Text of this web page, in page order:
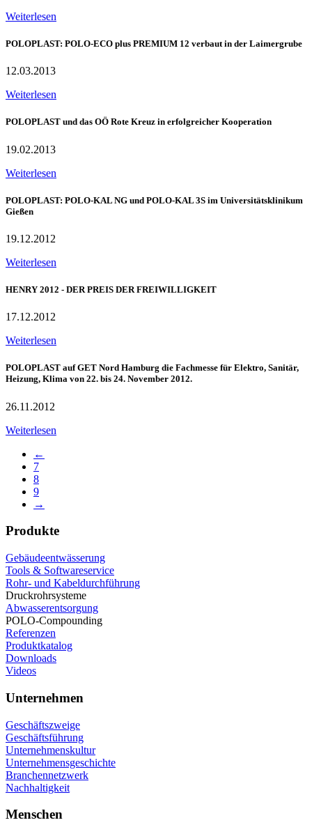
Weiterlesen
POLOPLAST: POLO-ECO plus PREMIUM 12 verbaut in der Laimergrube
12.03.2013
Weiterlesen
POLOPLAST und das OÖ Rote Kreuz in erfolgreicher Kooperation
19.02.2013
Weiterlesen
POLOPLAST: POLO-KAL NG und POLO-KAL 3S im Universitätsklinikum
Gießen
19.12.2012
Weiterlesen
HENRY 2012 - DER PREIS DER FREIWILLIGKEIT
17.12.2012
Weiterlesen
POLOPLAST auf GET Nord Hamburg die Fachmesse für Elektro, Sanitär,
Heizung, Klima von 22. bis 24. November 2012.
26.11.2012
Weiterlesen
←
7
8
9
→
Produkte
Gebäudeentwässerung
Tools & Softwareservice
Rohr- und Kabeldurchführung
Druckrohrsysteme
Abwasserentsorgung
POLO-Compounding
Referenzen
Produktkatalog
Downloads
Videos
Unternehmen
Geschäftszweige
Geschäftsführung
Unternehmenskultur
Unternehmensgeschichte
Branchennetzwerk
Nachhaltigkeit
Menschen